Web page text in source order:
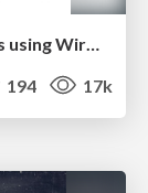
194 17k